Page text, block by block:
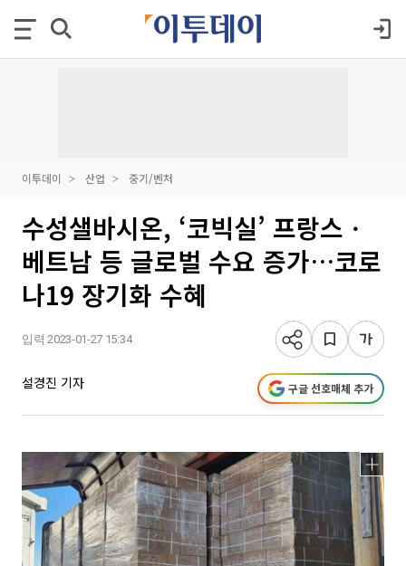
이투데이 산업 중기/벤처
수성샐바시온, ‘코빅실’ 프랑스ㆍ
베트남 등 글로벌 수요 증가…코로
나19 장기화 수혜
입력 2023-01-27 15:34
설경진 기자 구글 선호매체 추가